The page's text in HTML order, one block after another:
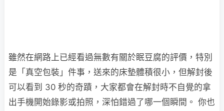
雖然在網路上已經看過無數有關於眠豆腐的評價，特別
是「真空包裝」件事，送來的床墊體積很小，但解封後
可以看到 30 秒的奇蹟，大家都會在解封時不自覺的拿
出手機開始錄影或拍照，深怕錯過了哪一個瞬間。 你也